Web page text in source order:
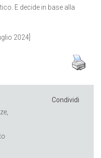
E decide in base alla
2024]
Condividi